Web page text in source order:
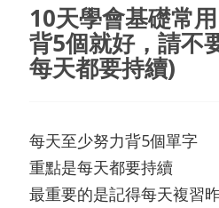
10天學會基礎常
背5個就好，請不
每天都要持續)
每天至少努力背5個單字
重點是每天都要持續
最重要的是記得每天複習